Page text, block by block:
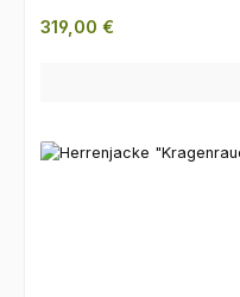
Regulärer Preis:
319,00 €